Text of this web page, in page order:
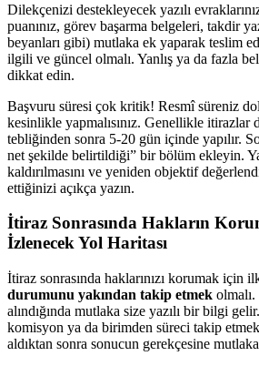
Dilekçenizi destekleyecek yazılı
puanınız, görev başarma belgeleri, takdir
beyanları gibi) mutlaka ek yaparak teslim
ilgili ve güncel olmalı. Yanlış ya da fazla
dikkat edin.
Başvuru süresi çok kritik! Resmî süreniz
kesinlikle yapmalısınız. Genellikle itirazlar
tebliğinden sonra 5-20 gün içinde yapılır.
net şekilde belirtildiği” bir bölüm ekleyin.
kaldırılmasını ve yeniden objektif
ettiğinizi açıkça yazın.
İtiraz Sonrasında Hakların
İzlenecek Yol Haritası
İtiraz sonrasında haklarınızı korumak için
durumunu yakından takip etmek olmalı.
alındığında mutlaka size yazılı bir bilgi
komisyon ya da birimden süreci takip
aldıktan sonra sonucun gerekçesine mutlaka